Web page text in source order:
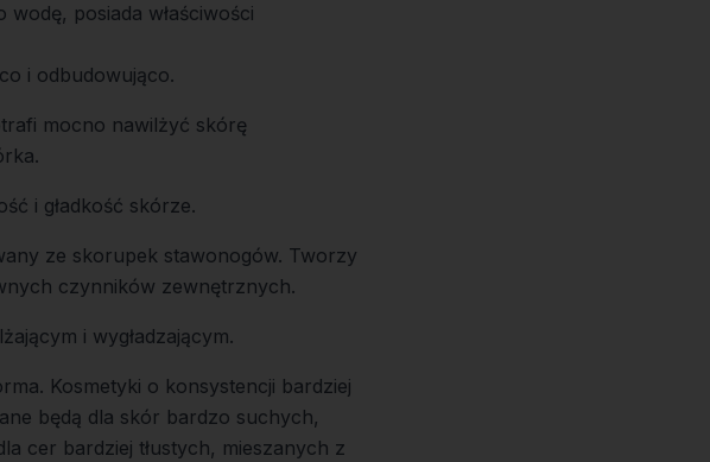
wodę, posiada właściwości
i odbudowująco.
mocno nawilżyć skórę
i gładkość skórze.
ze skorupek stawonogów. Tworzy
czynników zewnętrznych.
i wygładzającym.
Kosmetyki o konsystencji bardziej
będą dla skór bardzo suchych,
cer bardziej tłustych, mieszanych z